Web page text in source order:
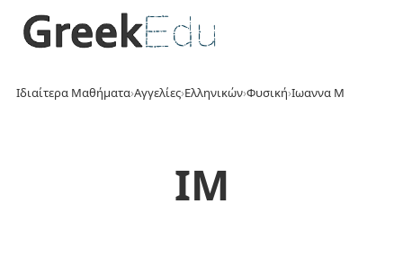
Ιδιαίτερα Μαθήματα›Αγγελίες›Ελληνικών›Φυσική›Ιωαννα Μ
ΙΜ